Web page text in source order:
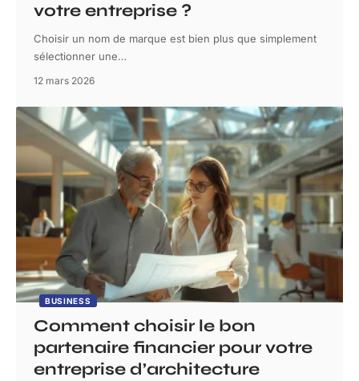
votre entreprise ?
Choisir un nom de marque est bien plus que simplement
sélectionner une…
12 mars 2026
BUSINESS
Comment choisir le bon
partenaire financier pour votre
entreprise d’architecture